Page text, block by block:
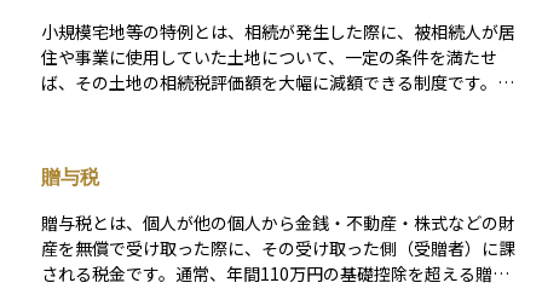
地の相続や贈与を行う際の税額計算に重要な指標となるため、
事前に確認することで税負担の目安を把握することができま
す。また、路線価の適用範囲外の土地については、倍率方式と
呼ばれる別の評価方法が用いられることもあります。土地の評
小規模宅地等の特例とは、相続が発生した際に、被相続人が居
住や事業に使用していた土地について、一定の条件を満たせ
ば、その土地の相続税評価額を大幅に減額できる制度です。主
き居住する場合、その宅地の評価額を最大で80％まで減額でき
る可能性があります。事業用地や貸付事業に用いられていた土
地についても、50％〜80％の減額が認められるケースがありま
す。この減額によって相続税の課税対象となる財産の価額が抑
えられるため、納税資金の負担が軽減され、不動産を売却せず
贈与税
贈与税とは、個人が他の個人から金銭・不動産・株式などの財
産を無償で受け取った際に、その受け取った側（受贈者）に課
される税金です。通常、年間110万円の基礎控除を超える贈与